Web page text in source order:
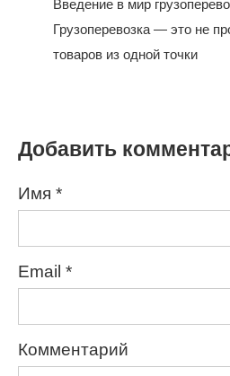
Введение в мир
Грузоперевозка — это не
товаров из одной точки
Добавить
Имя *
Email *
Комментарий